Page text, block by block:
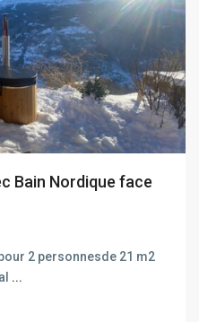
Bain Nordique face
2 personnesde 21 m2
...